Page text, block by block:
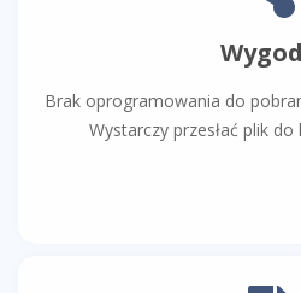
Brak oprogramowania do
Wystarczy przesłać plik